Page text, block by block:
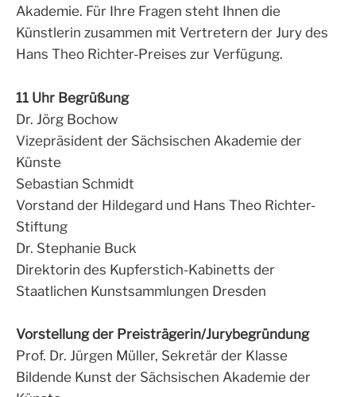
Akademie. Für Ihre Fragen steht Ihnen die
Künstlerin zusammen mit Vertretern der Jury des
Hans Theo Richter-Preises zur Verfügung.
11 Uhr Begrüßung
Dr. Jörg Bochow
Vizepräsident der Sächsischen Akademie der
Künste
Sebastian Schmidt
Vorstand der Hildegard und Hans Theo Richter-
Stiftung
Dr. Stephanie Buck
Direktorin des Kupferstich-Kabinetts der
Staatlichen Kunstsammlungen Dresden
Vorstellung der Preisträgerin/Jurybegründung
Prof. Dr. Jürgen Müller, Sekretär der Klasse
Bildende Kunst der Sächsischen Akademie der